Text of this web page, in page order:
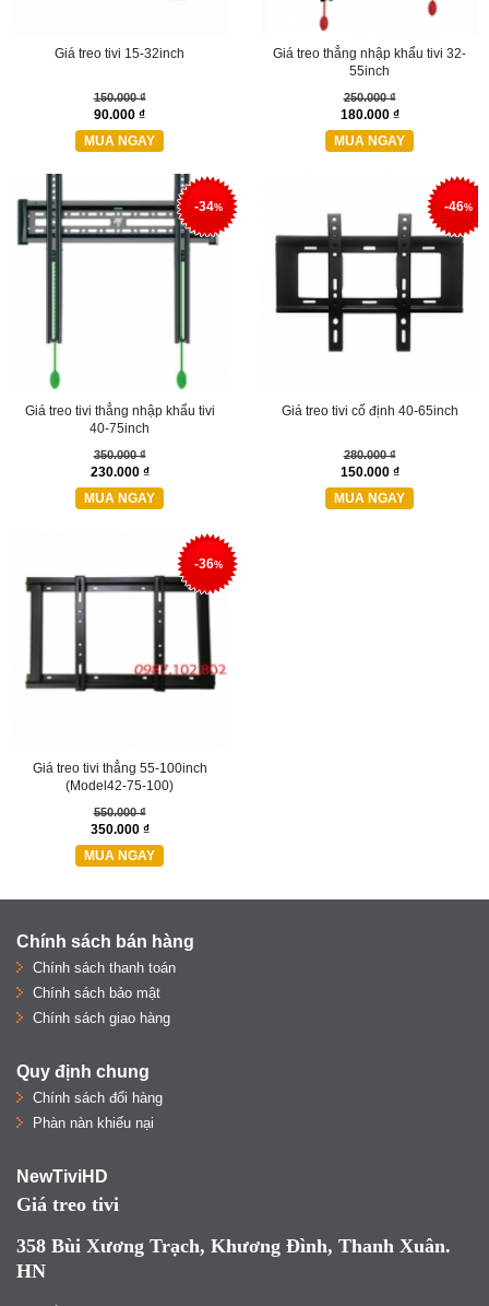
Giá treo tivi 15-32inch
150.000 ₫
90.000 ₫
MUA NGAY
Giá treo thẳng nhập khẩu tivi 32-
55inch
250.000 ₫
180.000 ₫
MUA NGAY
-34%
Giá treo tivi thẳng nhập khẩu tivi
40-75inch
350.000 ₫
230.000 ₫
MUA NGAY
-46%
Giá treo tivi cố định 40-65inch
280.000 ₫
150.000 ₫
MUA NGAY
-36%
Giá treo tivi thẳng 55-100inch
(Model42-75-100)
550.000 ₫
350.000 ₫
MUA NGAY
Chính sách bán hàng
Chính sách thanh toán
Chính sách bảo mật
Chính sách giao hàng
Quy định chung
Chính sách đổi hàng
Phàn nàn khiếu nại
NewTiviHD
Giá treo tivi
358 Bùi Xương Trạch, Khương Đình, Thanh Xuân.
HN